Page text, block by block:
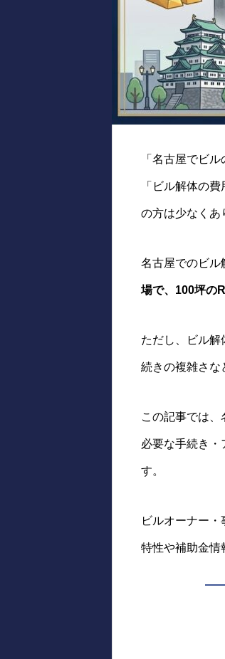
「名古屋でビ
「ビル解体の
の方は少なくあ
名古屋でのビル
場で、100坪の
ただし、ビル
続きの複雑さな
この記事では、
必要な手続き・
す。
ビルオーナー
特性や補助金情